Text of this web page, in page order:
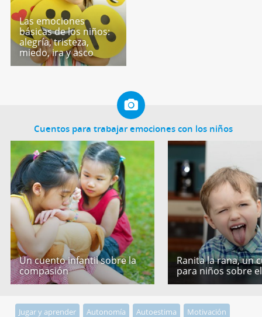
Las emociones
básicas de los niños:
alegría, tristeza,
miedo, ira y asco
Cuentos para trabajar emociones con los niños
Un cuento infantil sobre la
compasión
Ranita la rana, un
para niños sobre
Jugar y aprender Autonomía Autoestima Motivación